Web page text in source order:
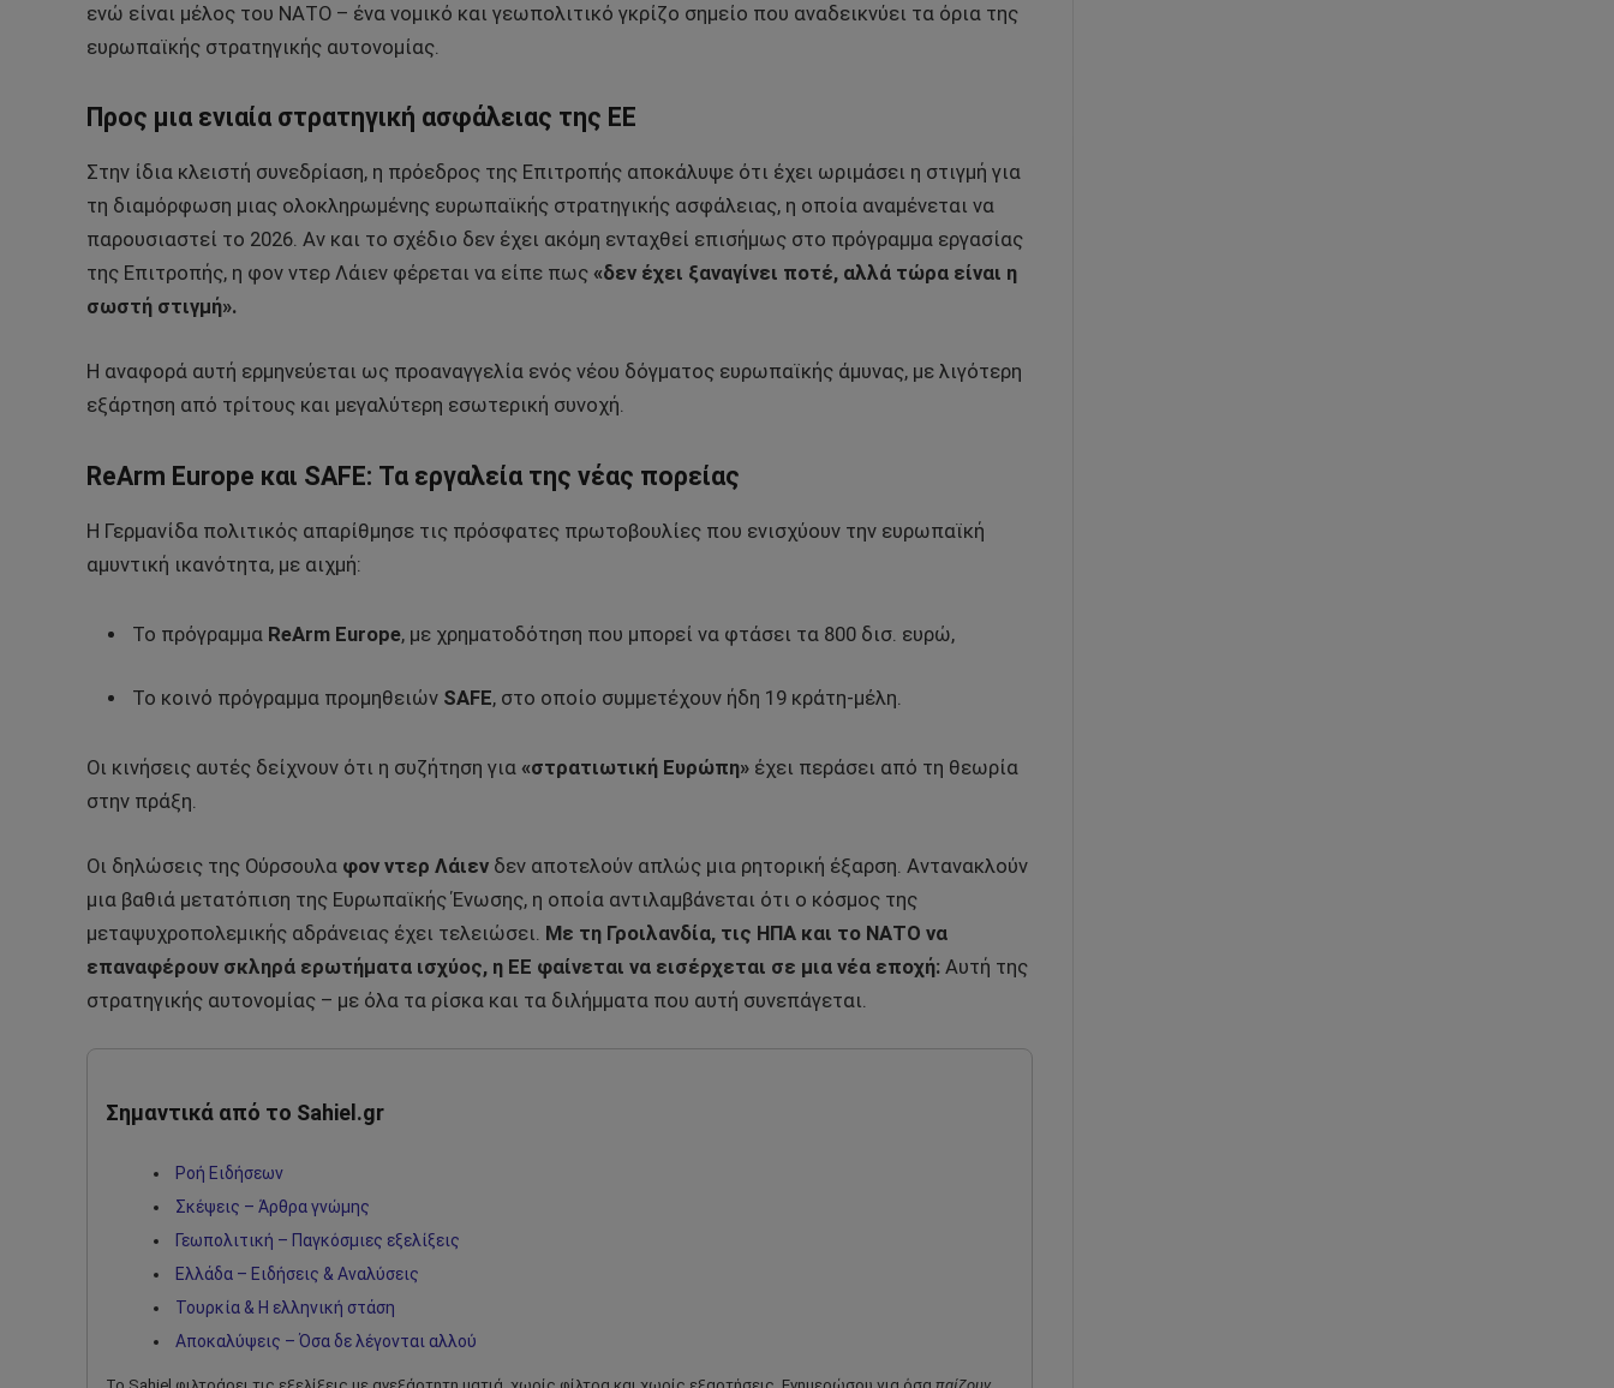
ενώ είναι μέλος του ΝΑΤΟ – ένα νομικό και γεωπολιτικό γκρίζο σημείο που αναδεικνύει τα όρια της
ευρωπαϊκής στρατηγικής αυτονομίας.
Προς μια ενιαία στρατηγική ασφάλειας της ΕΕ
Στην ίδια κλειστή συνεδρίαση, η πρόεδρος της Επιτροπής αποκάλυψε ότι έχει ωριμάσει η στιγμή για
τη διαμόρφωση μιας ολοκληρωμένης ευρωπαϊκής στρατηγικής ασφάλειας, η οποία αναμένεται να
παρουσιαστεί το 2026. Αν και το σχέδιο δεν έχει ακόμη ενταχθεί επισήμως στο πρόγραμμα εργασίας
της Επιτροπής, η φον ντερ Λάιεν φέρεται να είπε πως «δεν έχει ξαναγίνει ποτέ, αλλά τώρα είναι η
σωστή στιγμή».
Η αναφορά αυτή ερμηνεύεται ως προαναγγελία ενός νέου δόγματος ευρωπαϊκής άμυνας, με λιγότερη
εξάρτηση από τρίτους και μεγαλύτερη εσωτερική συνοχή.
ReArm Europe και SAFE: Τα εργαλεία της νέας πορείας
Η Γερμανίδα πολιτικός απαρίθμησε τις πρόσφατες πρωτοβουλίες που ενισχύουν την ευρωπαϊκή
αμυντική ικανότητα, με αιχμή:
Το πρόγραμμα ReArm Europe, με χρηματοδότηση που μπορεί να φτάσει τα 800 δισ. ευρώ,
Το κοινό πρόγραμμα προμηθειών SAFE, στο οποίο συμμετέχουν ήδη 19 κράτη-μέλη.
Οι κινήσεις αυτές δείχνουν ότι η συζήτηση για «στρατιωτική Ευρώπη» έχει περάσει από τη θεωρία
στην πράξη.
Οι δηλώσεις της Ούρσουλα φον ντερ Λάιεν δεν αποτελούν απλώς μια ρητορική έξαρση. Αντανακλούν
μια βαθιά μετατόπιση της Ευρωπαϊκής Ένωσης, η οποία αντιλαμβάνεται ότι ο κόσμος της
μεταψυχροπολεμικής αδράνειας έχει τελειώσει. Με τη Γροιλανδία, τις ΗΠΑ και το ΝΑΤΟ να
επαναφέρουν σκληρά ερωτήματα ισχύος, η ΕΕ φαίνεται να εισέρχεται σε μια νέα εποχή: Αυτή της
στρατηγικής αυτονομίας – με όλα τα ρίσκα και τα διλήμματα που αυτή συνεπάγεται.
Σημαντικά από το Sahiel.gr
Ροή Ειδήσεων
Σκέψεις – Άρθρα γνώμης
Γεωπολιτική – Παγκόσμιες εξελίξεις
Ελλάδα – Ειδήσεις & Αναλύσεις
Τουρκία & Η ελληνική στάση
Αποκαλύψεις – Όσα δε λέγονται αλλού